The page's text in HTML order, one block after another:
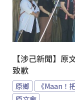
【涉己新聞】
致歉
原鄉 《Maan！